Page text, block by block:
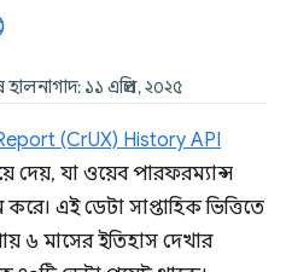
হালনাগাদ: ১১ এপ্রিল, ২০২৫
(CrUX) History API
দেয়, যা ওয়েব পারফরম্যান্স
এই ডেটা সাপ্তাহিক ভিত্তিতে
৬ মাসের ইতিহাস দেখার